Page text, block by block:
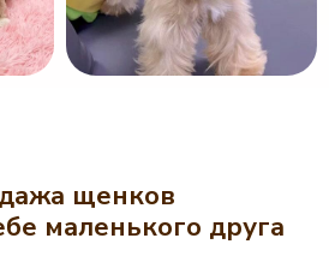
щенков
маленького друга